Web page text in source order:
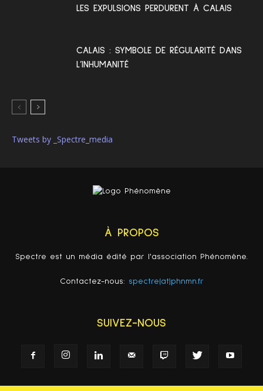
LES EXPULSIONS PERDURENT À CALAIS
CALAIS : SYMBOLE DE RÉGULARITÉ DANS
L’INHUMANITÉ
Tweets by _Spectre_media
À PROPOS
Spectre est un média édité par l'association Phénomène.
Contactez-nous: spectre(at)phnmn.fr
SUIVEZ-NOUS